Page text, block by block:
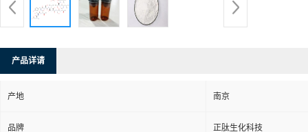
产品详请
产地 南京
品牌 正肽生化科技